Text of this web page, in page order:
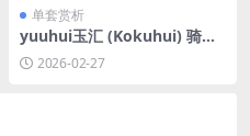
单套赏析
yuuhui玉汇 (Kokuhui) 骑行
日志[131P-1.13G]
2026-02-27